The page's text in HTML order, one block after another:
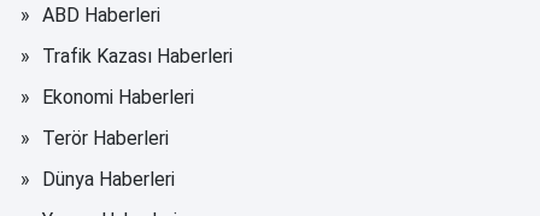
ABD Haberleri
Trafik Kazası Haberleri
Ekonomi Haberleri
Terör Haberleri
Dünya Haberleri